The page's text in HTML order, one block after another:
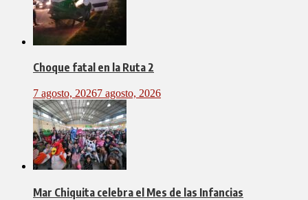
Choque fatal en la Ruta 2
7 agosto, 20267 agosto, 2026
Mar Chiquita celebra el Mes de las Infancias